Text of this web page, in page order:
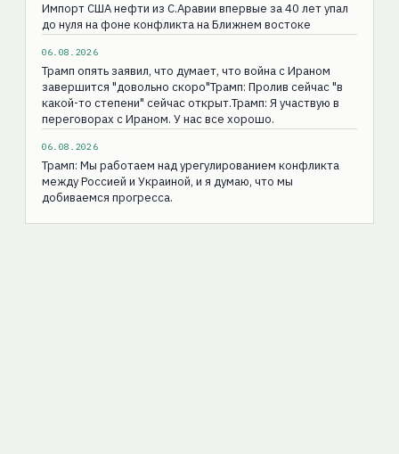
Импорт США нефти из С.Аравии впервые за 40 лет упал
до нуля на фоне конфликта на Ближнем востоке
06.08.2026
Трамп опять заявил, что думает, что война с Ираном
завершится "довольно скоро"Трамп: Пролив сейчас "в
какой-то степени" сейчас открыт.Трамп: Я участвую в
переговорах с Ираном. У нас все хорошо.
06.08.2026
Трамп: Мы работаем над урегулированием конфликта
между Россией и Украиной, и я думаю, что мы
добиваемся прогресса.